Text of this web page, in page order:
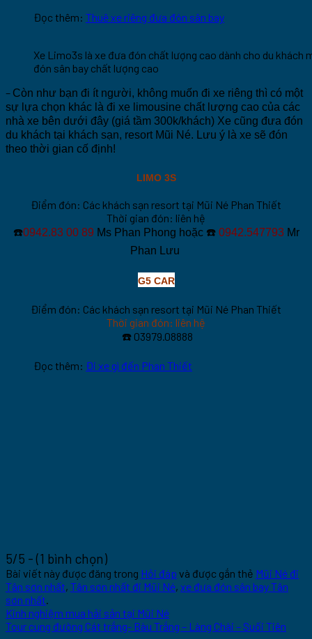
Đọc thêm: Thuê xe riêng đưa đón sân bay
Xe Limo3s là xe đưa đón chất lượng cao dành cho du khách
đón sân bay chất lượng cao
– Còn như bạn đi ít người, không muốn đi xe riêng thì có một
sự lựa chọn khác là đi xe limousine chất lượng cao của các
nhà xe bên dưới đây (giá tầm 300k/khách) Xe cũng đưa đón
du khách tại khách sạn, resort Mũi Né. Lưu ý là xe sẽ đón
theo thời gian cố định!
LIMO 3S
Điểm đón: Các khách sạn resort tại Mũi Né Phan Thiết
Thời gian đón: liên hệ
☎️0942.83 00 89 Ms Phan Phong hoặc ☎️ 0942.547793 Mr
Phan Lưu
G5 CAR
Điểm đón: Các khách sạn resort tại Mũi Né Phan Thiết
Thời gian đón: liên hệ
☎️03979.08888
Đọc thêm: Đi xe gì đến Phan Thiết
5/5 - (1 bình chọn)
Bài viết này được đăng trong Hỏi đáp và được gắn thẻ Mũi Né đi
Tân sơn nhất, Tân sơn nhất đi Mũi Né, xe đưa đón sân bay Tân
sơn nhất.
Kinh nghiệm mua hải sản tại Mũi Né
Tour cung đường Cát trắng- Bàu Trắng – Làng Chài – Suối Tiên